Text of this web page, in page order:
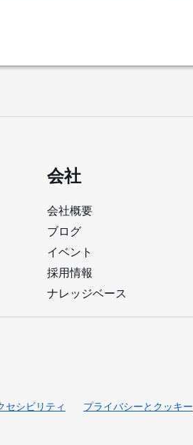
会社
会社概要
ブログ
イベント
採用情報
ナレッジベース
セシビリティ プライバシーとクッキー